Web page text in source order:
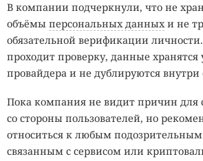
В компании подчеркнули, что не
объёмы персональных данныхи не
обязательной верификации
проходит проверку, данные хранятся
провайдера и не дублируются
Пока компания не видит причин для
со стороны пользователей, но
относиться к любым
связанным с сервисом или